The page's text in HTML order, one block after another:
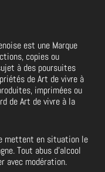
est une Marque
copies ou
à des poursuites
de Art de vivre à
imprimées ou
de Art de vivre à la
mettent en situation le
Tout abus d’alcool
avec modération.